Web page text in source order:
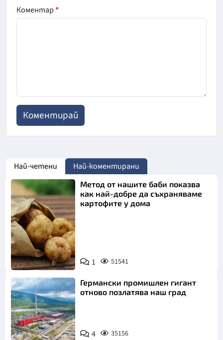
Коментар*
Най-четени Най-коментирани
Снимка:
Пиксабей
Метод от нашите баби показва
как най-добре да съхраняваме
картофите у дома
1 51541
Германски промишлен гигант
отново позлатява наш град
4 35156